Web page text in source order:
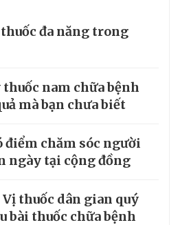
đa năng trong
nam chữa bệnh
mà bạn chưa biết
điểm chăm sóc người
ngày tại cộng đồng
thuốc dân gian quý
bài thuốc chữa bệnh